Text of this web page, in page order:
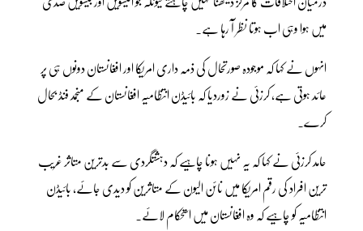
میں ہوا وہی اب ہوتا نظر آ رہا ہے۔
انہوں نے کہا کہ موجودہ صورتحال کی ذمہ داری امریکا اور افغانستان دونوں ہی پر
عائد ہوتی ہے، کرزئی نے زوردیا کہ بائیڈن انتظامیہ افغانستان کے منجمد فنڈ بحال
کرے۔
حامد کرزئی نے کہا کہ یہ نہیں ہونا چاہیے کہ دہشتگردی سے بدترین متاثر غریب
ترین افراد کی رقم امریکا میں نائن الیون کے متاثرین کو دیدی جائے، بائیڈن
انتظامیہ کو چاہیے کہ وہ افغانستان میں استحکام لائے۔